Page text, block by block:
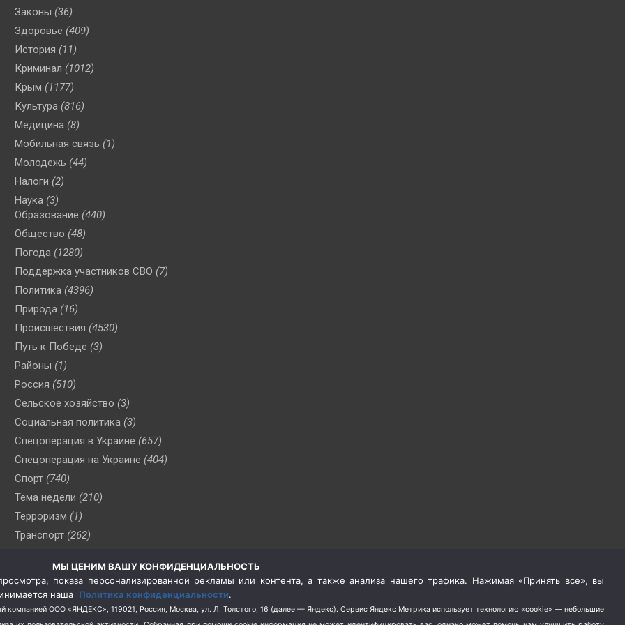
Законы (36)
Здоровье (409)
История (11)
Криминал (1012)
Крым (1177)
Культура (816)
Медицина (8)
Мобильная связь (1)
Молодежь (44)
Налоги (2)
Наука (3)
Образование (440)
Общество (48)
Погода (1280)
Поддержка участников СВО (7)
Политика (4396)
Природа (16)
Происшествия (4530)
Путь к Победе (3)
Районы (1)
Россия (510)
Сельское хозяйство (3)
Социальная политика (3)
Спецоперация в Украине (657)
Спецоперация на Украине (404)
Спорт (740)
Тема недели (210)
Терроризм (1)
Транспорт (262)
(76)
Цены (2)
Школа и спорт (2)
МЫ ЦЕНИМ ВАШУ КОНФИДЕНЦИАЛЬНОСТЬ
показа персонализированной рекламы или контента, а также анализа нашего трафика. Нажимая «Принять все», вы
наша Политика конфиденциальности.
компанией ООО «ЯНДЕКС», 119021, Россия, Москва, ул. Л. Толстого, 16 (далее — Яндекс). Сервис Яндекс Метрика использует технологию «cookie» — небольшие